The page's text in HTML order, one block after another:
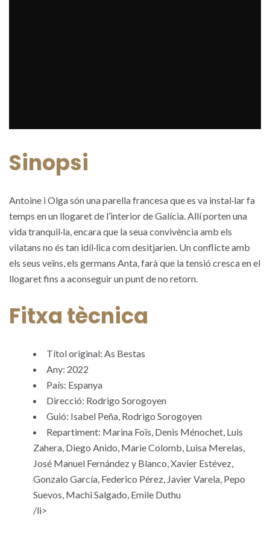
Sinopsi
Antoine i Olga són una parella francesa que es va instal·lar fa
temps en un llogaret de l’interior de Galícia. Allí porten una
vida tranquil·la, encara que la seua convivència amb els
vilatans no és tan idíl·lica com desitjarien. Un conflicte amb
els seus veïns, els germans Anta, farà que la tensió cresca en el
llogaret fins a aconseguir un punt de no retorn.
Fitxa tècnica
Títol original: As Bestas
Any: 2022
País: Espanya
Direcció: Rodrigo Sorogoyen
Guió: Isabel Peña, Rodrigo Sorogoyen
Repartiment: Marina Foïs, Denis Ménochet, Luis
Zahera, Diego Anido, Marie Colomb, Luisa Merelas,
José Manuel Fernández y Blanco, Xavier Estévez,
Gonzalo García, Federico Pérez, Javier Varela, Pepo
Suevos, Machi Salgado, Emile Duthu
/li>